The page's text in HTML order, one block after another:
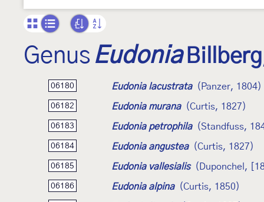
Genus Eudonia
06180 Eudonia lacustrata (Panzer, 1804)
06182 Eudonia murana (Curtis, 1827)
06183 Eudonia petrophila (Standfuss,
06184 Eudonia angustea (Curtis, 1827)
06185 Eudonia vallesialis (Duponchel,
06186 Eudonia alpina (Curtis, 1850)